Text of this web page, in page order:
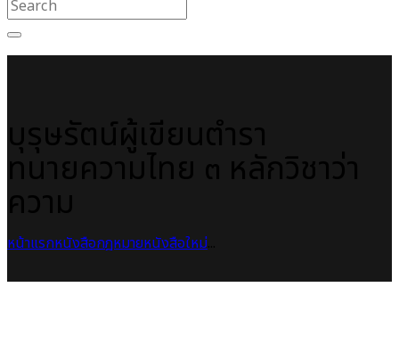
หน้าแรกหนังสือกฎหมายหนังสือใหม่